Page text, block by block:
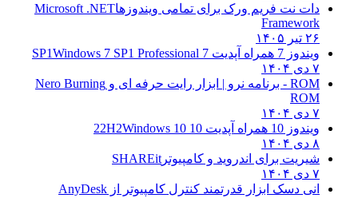
دات نت فریم ورک برای تمامی ویندوزهاMicrosoft .NET
Framework
ویندوز 7 همراه آپدیت 7 SP1
Windows 7 SP1 Professional
ROM - برنامه نرو | ابزار رایت حرفه ای و
Nero Burning
ROM
ویندوز 10 همراه آپدیت 10 22H2
Windows 10
شیریت برای اندروید و کامپیوترSHAREit
انی دسک ابزار قدرتمند کنترل کامپیوتر ازAnyDesk